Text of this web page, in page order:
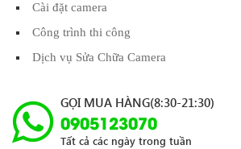
Cài đặt camera
Công trình thi công
Dịch vụ Sửa Chữa Camera
GỌI MUA HÀNG(8:30-21:30)
0905123070
Tất cả các ngày trong tuần